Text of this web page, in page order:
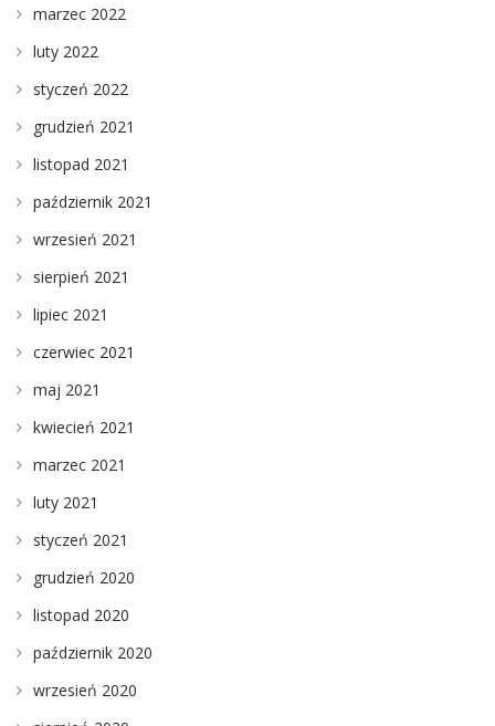
marzec 2022
luty 2022
styczeń 2022
grudzień 2021
listopad 2021
październik 2021
wrzesień 2021
sierpień 2021
lipiec 2021
czerwiec 2021
maj 2021
kwiecień 2021
marzec 2021
luty 2021
styczeń 2021
grudzień 2020
listopad 2020
październik 2020
wrzesień 2020